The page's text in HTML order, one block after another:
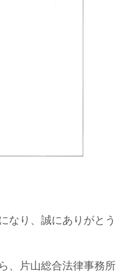
なり、誠にありがとう
、片山総合法律事務所